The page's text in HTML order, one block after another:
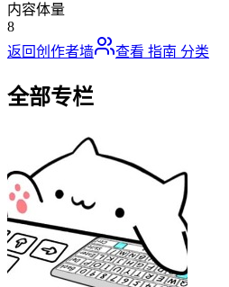
内容体量
8
返回创作者墙
查看 指南 分类
全部专栏